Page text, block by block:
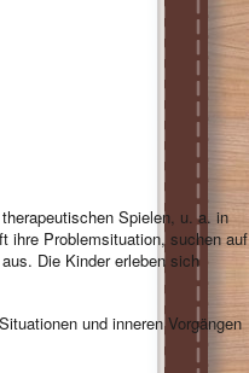
Spielen, u. a. in
ihre Problemsituation, suchen auf
Die Kinder erleben sich
und inneren Vorgängen